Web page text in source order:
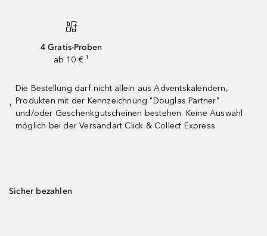
4 Gratis-Proben
ab 10 € ¹
¹
Die Bestellung darf nicht allein aus Adventskalendern,
Produkten mit der Kennzeichnung "Douglas Partner"
und/oder Geschenkgutscheinen bestehen. Keine Auswahl
möglich bei der Versandart Click & Collect Express
Sicher bezahlen